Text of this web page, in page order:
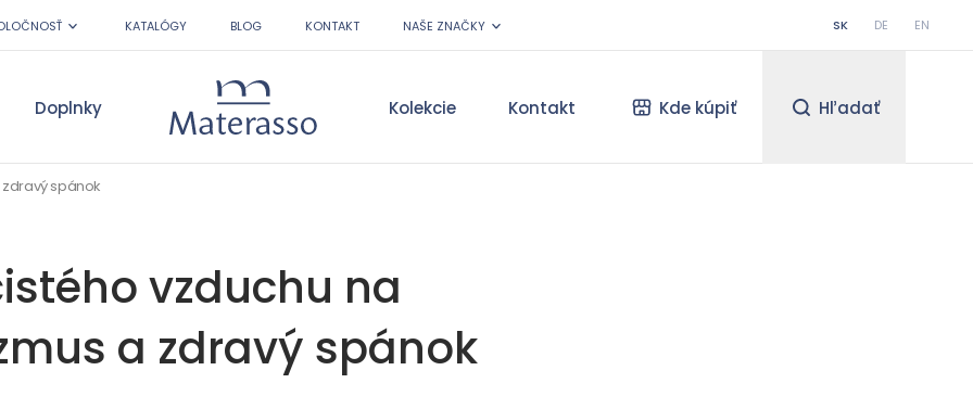
KATALÓGY BLOG KONTAKT NAŠE ZNAČKY SK DE EN
Materasso Kolekcie Kontakt Kde kúpiť Hľadať
Doplnky
spánok
vzduchu na
a zdravý spánok